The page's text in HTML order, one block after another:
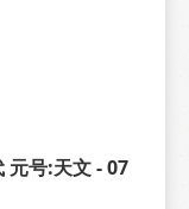
元号:天文 - 07